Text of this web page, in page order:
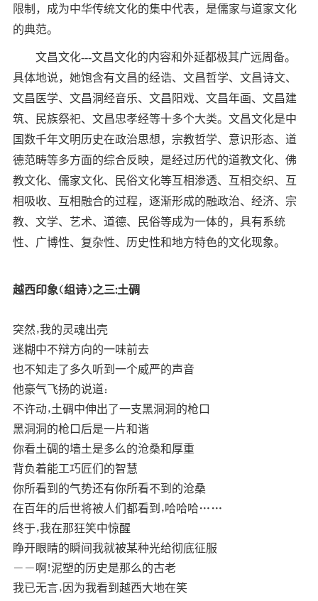
限制，成为中华传统文化的集中代表，是儒家与道家文化
的典范。
文昌文化---文昌文化的内容和外延都极其广远周备。
具体地说，她饱含有文昌的经诰、文昌哲学、文昌诗文、
文昌医学、文昌洞经音乐、文昌阳戏、文昌年画、文昌建
筑、民族祭祀、文昌忠孝经等十多个大类。文昌文化是中
国数千年文明历史在政治思想，宗教哲学、意识形态、道
德范畴等多方面的综合反映，是经过历代的道教文化、佛
教文化、儒家文化、民俗文化等互相渗透、互相交织、互
相吸收、互相融合的过程，逐渐形成的融政治、经济、宗
教、文学、艺术、道德、民俗等成为一体的，具有系统
性、广博性、复杂性、历史性和地方特色的文化现象。
越西印象（组诗）之三:土碉
突然，我的灵魂出壳
迷糊中不辩方向的一味前去
也不知走了多久听到一个威严的声音
他豪气飞扬的说道：
不许动，土碉中伸出了一支黑洞洞的枪口
黑洞洞的枪口后是一片和谐
你看土碉的墙土是多么的沧桑和厚重
背负着能工巧匠们的智慧
你所看到的气势还有你所看不到的沧桑
在百年的后世将被人们都看到，哈哈哈……
终于，我在那狂笑中惊醒
睁开眼睛的瞬间我就被某种光给彻底征服
――啊！泥塑的历史是那么的古老
我已无言，因为我看到越西大地在笑